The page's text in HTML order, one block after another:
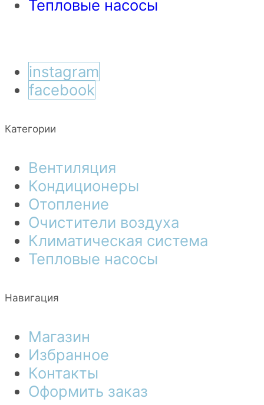
Тепловые насосы
instagram
facebook
Категории
Вентиляция
Кондиционеры
Отопление
Очистители воздуха
Климатическая система
Тепловые насосы
Навигация
Магазин
Избранное
Контакты
Оформить заказ